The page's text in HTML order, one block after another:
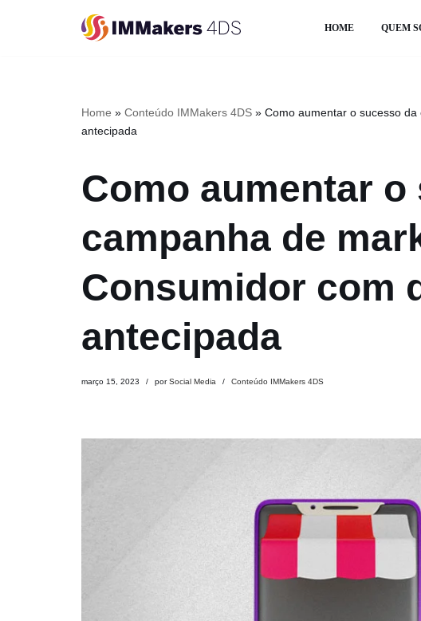
HOME QUEM
Home » Conteúdo IMMakers 4DS » Como aumentar o sucesso
antecipada
Como aumentar
campanha de
Consumidor com
antecipada
março 15, 2023 porSocial Media Conteúdo IMMakers 4DS